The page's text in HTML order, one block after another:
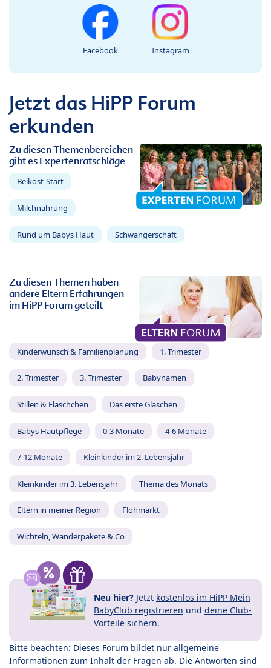
Facebook Instagram
Jetzt das HiPP Forum
erkunden
Zu diesen Themenbereichen
gibt es Expertenratschläge
Beikost-Start
Milchnahrung
Rund um Babys Haut Schwangerschaft
Zu diesen Themen haben
andere Eltern Erfahrungen
im HiPP Forum geteilt
Kinderwunsch & Familienplanung 1. Trimester
2. Trimester 3. Trimester Babynamen
Stillen & Fläschchen Das erste Gläschen
Babys Hautpflege 0-3 Monate 4-6 Monate
7-12 Monate Kleinkinder im 2. Lebensjahr
Kleinkinder im 3. Lebensjahr Thema des Monats
Eltern in meiner Region Flohmarkt
Wichteln, Wanderpakete & Co
Neu hier? Jetzt kostenlos im HiPP Mein
BabyClub registrieren und deine Club-
Vorteile sichern.
Bitte beachten: Dieses Forum bildet nur allgemeine
Informationen zum Inhalt der Fragen ab. Die Antworten sind